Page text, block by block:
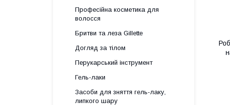
Професійна косметика для
волосся
Бритви та леза Gillette
Догляд за тілом
Перукарський інструмент
Гель-лаки
Засоби для зняття гель-лаку,
липкого шару